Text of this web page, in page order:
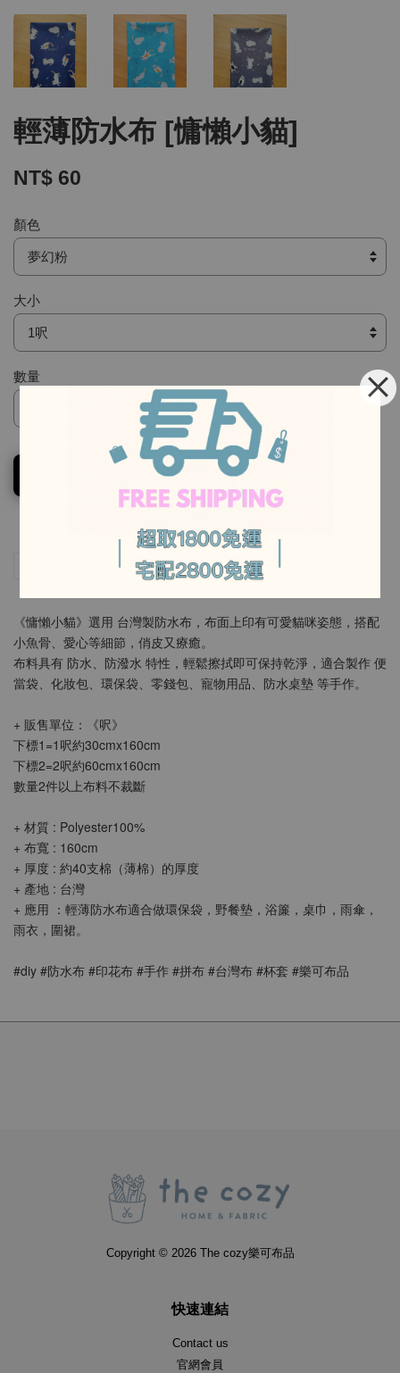
-
-
輕薄防水布 [慵懶小貓]
NT$ 60
顏色
大小
數量
Tweet Pin it
《慵懶小貓》選用 台灣製防水布，布面上印有可愛貓咪姿態，搭配
小魚骨、愛心等細節，俏皮又療癒。
布料具有 防水、防潑水 特性，輕鬆擦拭即可保持乾淨，適合製作 便
當袋、化妝包、環保袋、零錢包、寵物用品、防水桌墊 等手作。
+ 販售單位：《呎》
下標1=1呎約30cmx160cm
下標2=2呎約60cmx160cm
數量2件以上布料不裁斷
+ 材質 : Polyester100%
+ 布寬 : 160cm
+ 厚度 : 約40支棉（薄棉）的厚度
+ 產地 : 台灣
+ 應用 ：輕薄防水布適合做環保袋，野餐墊，浴簾，桌巾，雨傘，
雨衣，圍裙。
#diy #防水布 #印花布 #手作 #拼布 #台灣布 #杯套 #樂可布品
Copyright © 2026 The cozy樂可布品
快速連結
Contact us
官網會員